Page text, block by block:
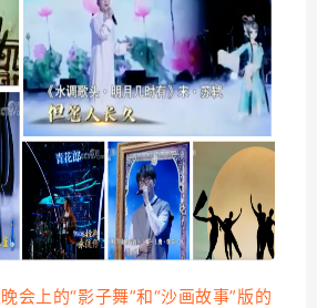
会上的“影子舞”和“沙画故事”版的